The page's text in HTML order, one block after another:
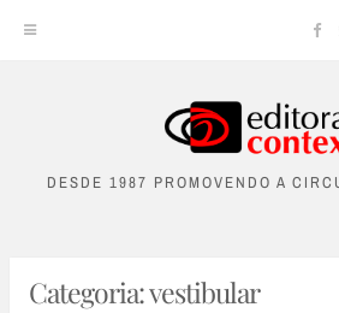
contentDESDE 1987 PROMOVENDO A
Categoria:vestibular